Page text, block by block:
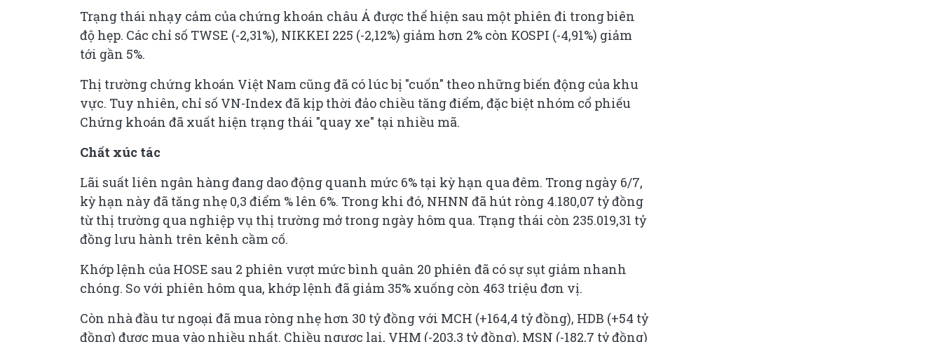
Trạng thái nhạy cảm của chứng khoán châu Á được thể hiện sau một phiên đi trong biên
độ hẹp. Các chỉ số TWSE (-2,31%), NIKKEI 225 (-2,12%) giảm hơn 2% còn KOSPI (-4,91%) giảm
tới gần 5%.
Thị trường chứng khoán Việt Nam cũng đã có lúc bị "cuốn" theo những biến động của khu
vực. Tuy nhiên, chỉ số VN-Index đã kịp thời đảo chiều tăng điểm, đặc biệt nhóm cổ phiếu
Chứng khoán đã xuất hiện trạng thái "quay xe" tại nhiều mã.
Chất xúc tác
Lãi suất liên ngân hàng đang dao động quanh mức 6% tại kỳ hạn qua đêm. Trong ngày 6/7,
kỳ hạn này đã tăng nhẹ 0,3 điểm % lên 6%. Trong khi đó, NHNN đã hút ròng 4.180,07 tỷ đồng
từ thị trường qua nghiệp vụ thị trường mở trong ngày hôm qua. Trạng thái còn 235.019,31 tỷ
đồng lưu hành trên kênh cầm cố.
Khớp lệnh của HOSE sau 2 phiên vượt mức bình quân 20 phiên đã có sự sụt giảm nhanh
chóng. So với phiên hôm qua, khớp lệnh đã giảm 35% xuống còn 463 triệu đơn vị.
Còn nhà đầu tư ngoại đã mua ròng nhẹ hơn 30 tỷ đồng với MCH (+164,4 tỷ đồng), HDB (+54 tỷ
đồng) được mua vào nhiều nhất. Chiều ngược lại, VHM (-203,3 tỷ đồng), MSN (-182,7 tỷ đồng)